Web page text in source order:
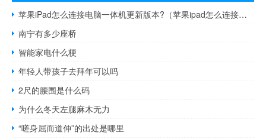
苹果iPad怎么连接电脑一体机更新版本?（苹果ipad怎么连接电脑）
南宁有多少座桥
智能家电什么梗
年轻人带孩子去拜年可以吗
2尺的腰围是什么码
为什么冬天左腿麻木无力
“嗟身屈而道伸”的出处是哪里